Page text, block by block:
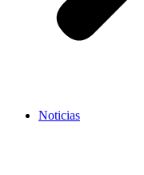
Noticias